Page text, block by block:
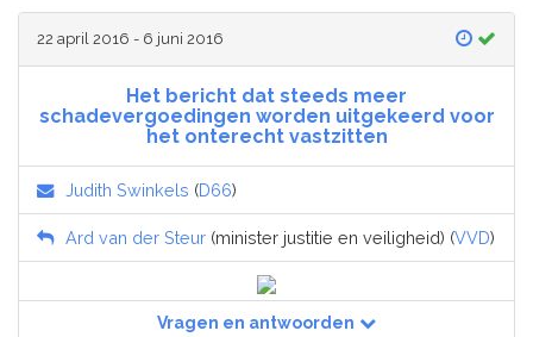
22 april 2016 - 6 juni 2016
Het bericht dat steeds meer
schadevergoedingen worden uitgekeerd voor
het onterecht vastzitten
Judith Swinkels (D66)
Ard van der Steur (minister justitie en veiligheid) (VVD)
Vragen en antwoorden